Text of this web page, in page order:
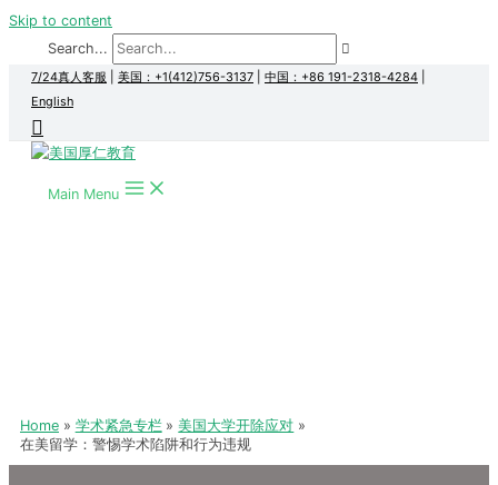
Skip to content
Search...
7/24真人客服 美国：+1(412)756-3137 中国：+86 191-2318-4284
English
Main Menu
Home 学术紧急专栏
美国大学开除应对
在美留学：警惕学术陷阱和行为违规